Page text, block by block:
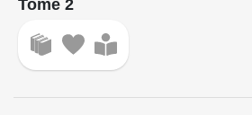
Tome 2